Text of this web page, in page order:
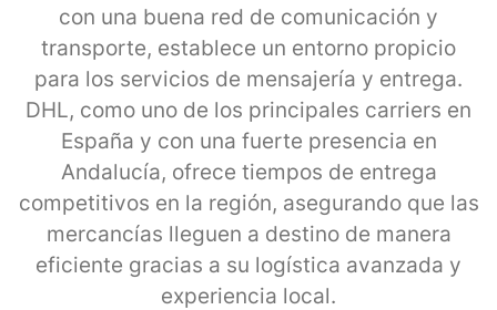
con una buena red de comunicación y
transporte, establece un entorno propicio
para los servicios de mensajería y entrega.
DHL, como uno de los principales carriers en
España y con una fuerte presencia en
Andalucía, ofrece tiempos de entrega
competitivos en la región, asegurando que las
mercancías lleguen a destino de manera
eficiente gracias a su logística avanzada y
experiencia local.